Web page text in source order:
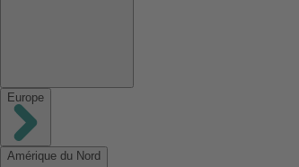
Europe
Amérique du Nord